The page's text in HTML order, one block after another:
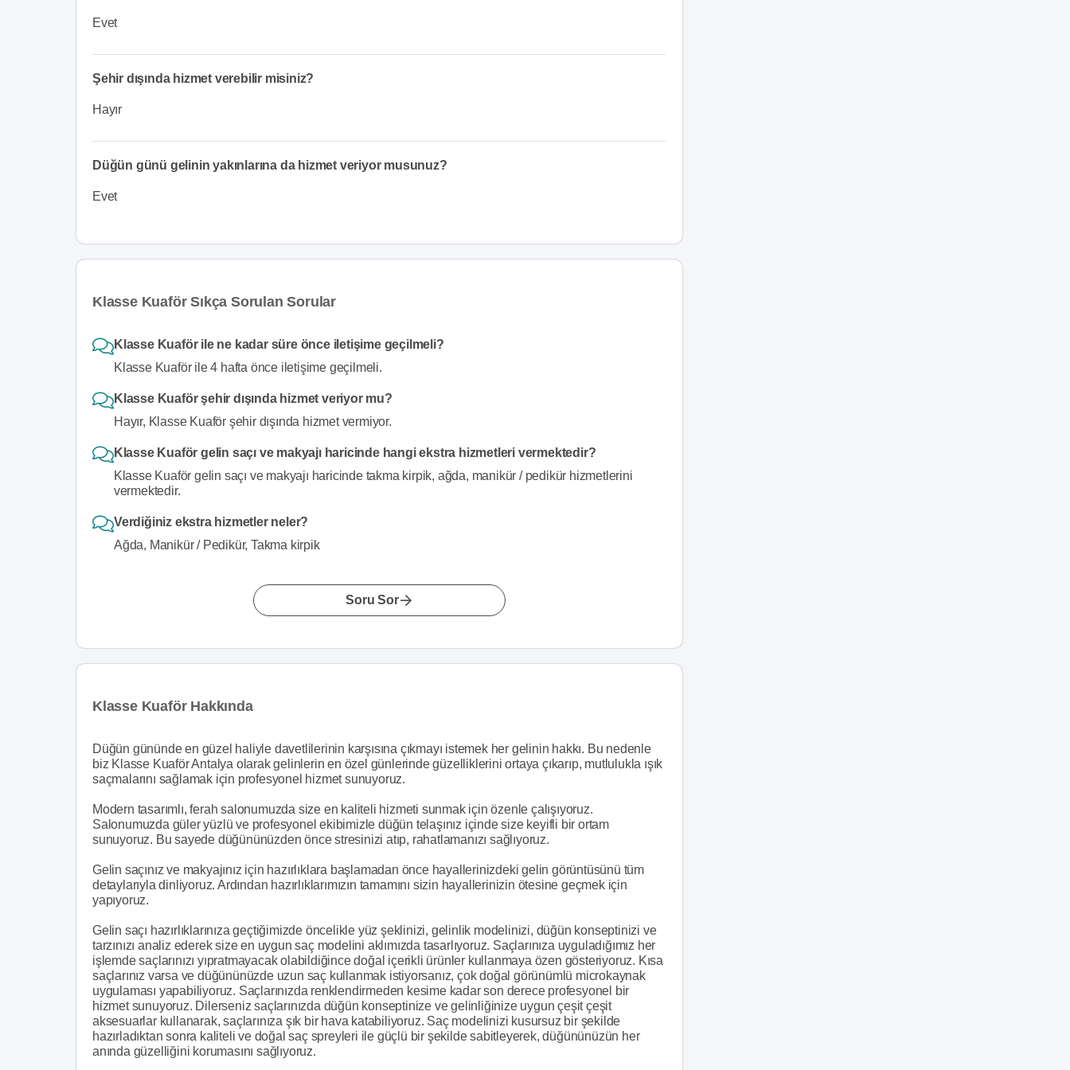
Evet
Şehir dışında hizmet verebilir misiniz?
Hayır
Düğün günü gelinin yakınlarına da hizmet veriyor musunuz?
Evet
Klasse Kuaför Sıkça Sorulan Sorular
Klasse Kuaför ile ne kadar süre önce iletişime geçilmeli?
Klasse Kuaför ile 4 hafta önce iletişime geçilmeli.
Klasse Kuaför şehir dışında hizmet veriyor mu?
Hayır, Klasse Kuaför şehir dışında hizmet vermiyor.
Klasse Kuaför gelin saçı ve makyajı haricinde hangi ekstra hizmetleri vermektedir?
Klasse Kuaför gelin saçı ve makyajı haricinde takma kirpik, ağda, manikür / pedikür hizmetlerini
vermektedir.
Verdiğiniz ekstra hizmetler neler?
Ağda, Manikür / Pedikür, Takma kirpik
Soru Sor
Klasse Kuaför Hakkında
Düğün gününde en güzel haliyle davetlilerinin karşısına çıkmayı istemek her gelinin hakkı. Bu nedenle
biz Klasse Kuaför Antalya olarak gelinlerin en özel günlerinde güzelliklerini ortaya çıkarıp, mutlulukla ışık
saçmalarını sağlamak için profesyonel hizmet sunuyoruz.
Modern tasarımlı, ferah salonumuzda size en kaliteli hizmeti sunmak için özenle çalışıyoruz.
Salonumuzda güler yüzlü ve profesyonel ekibimizle düğün telaşınız içinde size keyifli bir ortam
sunuyoruz. Bu sayede düğününüzden önce stresinizi atıp, rahatlamanızı sağlıyoruz.
Gelin saçınız ve makyajınız için hazırlıklara başlamadan önce hayallerinizdeki gelin görüntüsünü tüm
detaylarıyla dinliyoruz. Ardından hazırlıklarımızın tamamını sizin hayallerinizin ötesine geçmek için
yapıyoruz.
Gelin saçı hazırlıklarınıza geçtiğimizde öncelikle yüz şeklinizi, gelinlik modelinizi, düğün konseptinizi ve
tarzınızı analiz ederek size en uygun saç modelini aklımızda tasarlıyoruz. Saçlarınıza uyguladığımız her
işlemde saçlarınızı yıpratmayacak olabildiğince doğal içerikli ürünler kullanmaya özen gösteriyoruz. Kısa
saçlarınız varsa ve düğününüzde uzun saç kullanmak istiyorsanız, çok doğal görünümlü microkaynak
uygulaması yapabiliyoruz. Saçlarınızda renklendirmeden kesime kadar son derece profesyonel bir
hizmet sunuyoruz. Dilerseniz saçlarınızda düğün konseptinize ve gelinliğinize uygun çeşit çeşit
aksesuarlar kullanarak, saçlarınıza şık bir hava katabiliyoruz. Saç modelinizi kusursuz bir şekilde
hazırladıktan sonra kaliteli ve doğal saç spreyleri ile güçlü bir şekilde sabitleyerek, düğününüzün her
anında güzelliğini korumasını sağlıyoruz.